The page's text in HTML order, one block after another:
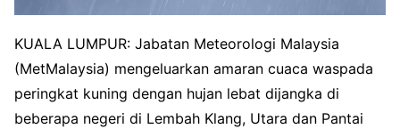
KUALA LUMPUR: Jabatan Meteorologi Malaysia
(MetMalaysia) mengeluarkan amaran cuaca waspada
peringkat kuning dengan hujan lebat dijangka di
beberapa negeri di Lembah Klang, Utara dan Pantai